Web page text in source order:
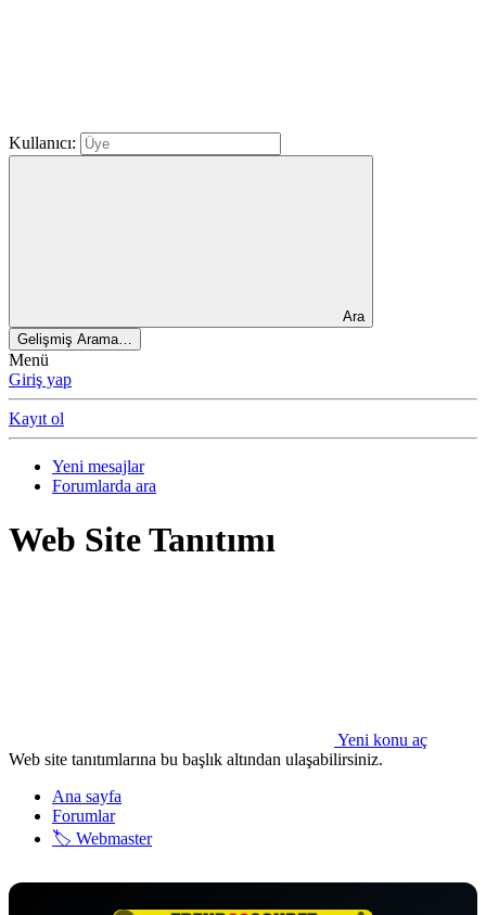
Kullanıcı:
Ara
Gelişmiş Arama…
Menü
Giriş yap
Kayıt ol
Yeni mesajlar
Forumlarda ara
Web Site Tanıtımı
Yeni konu aç
Web site tanıtımlarına bu başlık altından ulaşabilirsiniz.
Ana sayfa
Forumlar
🏷️ Webmaster